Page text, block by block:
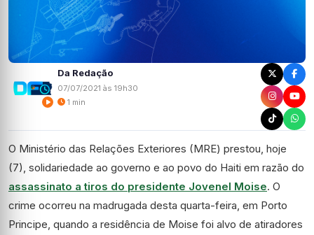
Da Redação
07/07/2021 às 19h30
1 min
O Ministério das Relações Exteriores (MRE) prestou, hoje
(7), solidariedade ao governo e ao povo do Haiti em razão do
assassinato a tiros do presidente Jovenel Moise. O
crime ocorreu na madrugada desta quarta-feira, em Porto
Principe, quando a residência de Moise foi alvo de atiradores